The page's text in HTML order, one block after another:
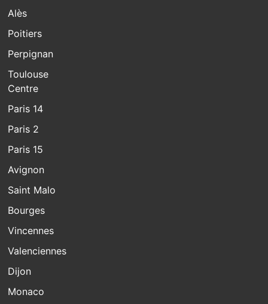
Alès
Poitiers
Perpignan
Toulouse
Centre
Paris 14
Paris 2
Paris 15
Avignon
Saint Malo
Bourges
Vincennes
Valenciennes
Dijon
Monaco